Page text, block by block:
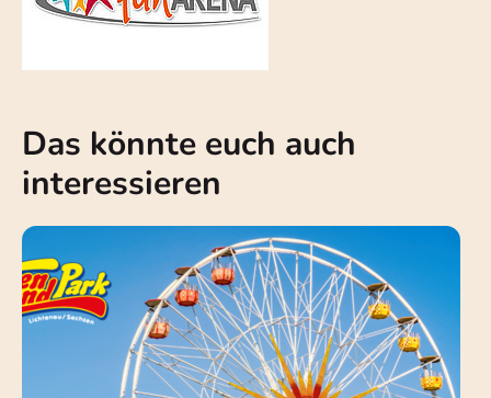
Das könnte euch auch
interessieren